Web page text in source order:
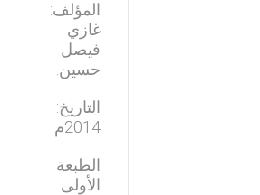
المؤلف:
غازي
فيصل
حسين.
التاريخ:
2014م.
الطبعة
الأولى.